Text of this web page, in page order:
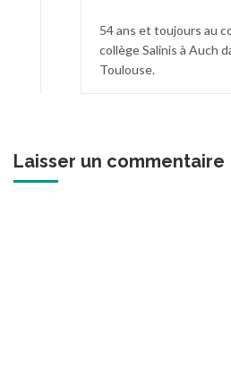
54 ans et toujours au
collège Salinis à Auch
Toulouse.
Laisser un commentaire